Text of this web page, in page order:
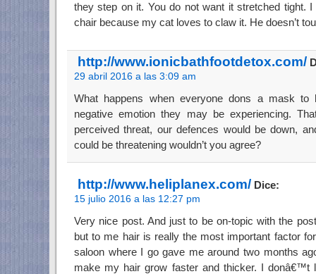
they step on it. You do not want it stretched tight.
chair because my cat loves to claw it. He doesn’t
http://www.ionicbathfootdetox.com/
29 abril 2016 a las 3:09 am
What happens when everyone dons a mask
negative emotion they may be experiencing.
perceived threat, our defences would be down,
could be threatening wouldn’t you agree?
http://www.heliplanex.com/ Dice:
15 julio 2016 a las 12:27 pm
Very nice post. And just to be on-topic with the
but to me hair is really the most important factor
saloon where I go gave me around two months
make my hair grow faster and thicker. I donâ€™t